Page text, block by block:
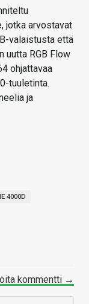
jotka arvostavat
valaistusta että
uutta RGB Flow
ohjattavaa
tuuletinta.
ja
4000D
kommentti →